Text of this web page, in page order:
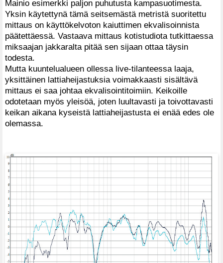
Mainio esimerkki paljon puhutusta kampasuotimesta.
Yksin käytettynä tämä seitsemästä metristä suoritettu
mittaus on käyttökelvoton kaiuttimen ekvalisoinnista
päätettäessä. Vastaava mittaus kotistudiota tutkittaessa
miksaajan jakkaralta pitää sen sijaan ottaa täysin
todesta.
Mutta kuuntelualueen ollessa live-tilanteessa laaja,
yksittäinen lattiaheijastuksia voimakkaasti sisältävä
mittaus ei saa johtaa ekvalisointitoimiin. Keikoille
odotetaan myös yleisöä, joten luultavasti ja toivottavasti
keikan aikana kyseistä lattiaheijastusta ei enää edes ole
olemassa.